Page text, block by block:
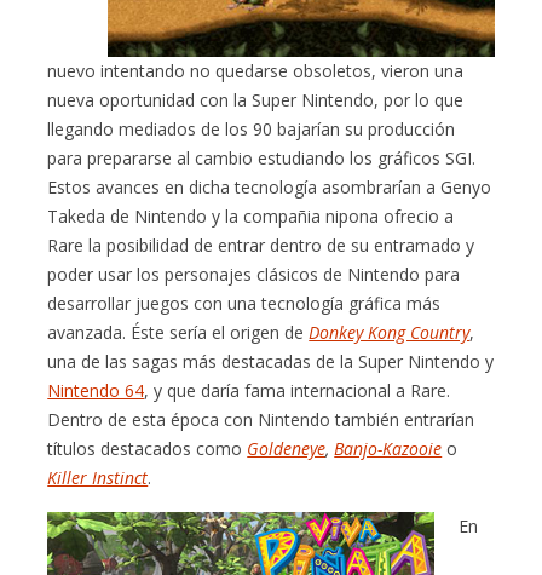
nuevo intentando no quedarse obsoletos, vieron una
nueva oportunidad con la Super Nintendo, por lo que
llegando mediados de los 90 bajarían su producción
para prepararse al cambio estudiando los gráficos SGI.
Estos avances en dicha tecnología asombrarían a Genyo
Takeda de Nintendo y la compañia nipona ofrecio a
Rare la posibilidad de entrar dentro de su entramado y
poder usar los personajes clásicos de Nintendo para
desarrollar juegos con una tecnología gráfica más
avanzada. Éste sería el origen deDonkey Kong Country,
una de las sagas más destacadas de la Super Nintendo y
Nintendo 64, y que daría fama internacional a Rare.
Dentro de esta época con Nintendo también entrarían
títulos destacados como Goldeneye,Banjo-Kazooie o
Killer Instinct.
En